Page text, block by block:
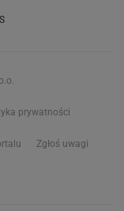
prywatności
Zgłoś uwagi